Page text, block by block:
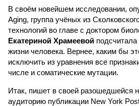
В своём новейшем исследовании,
Aging, группа учёных из
технологий во главе с доктором
Екатериной Храмеевой
жизни человека. Вернее, каким бы
исключить из уравнения все
числе и соматические мутации.
Итак, пишет в своей разошедшейся
аудиторию публикации New York